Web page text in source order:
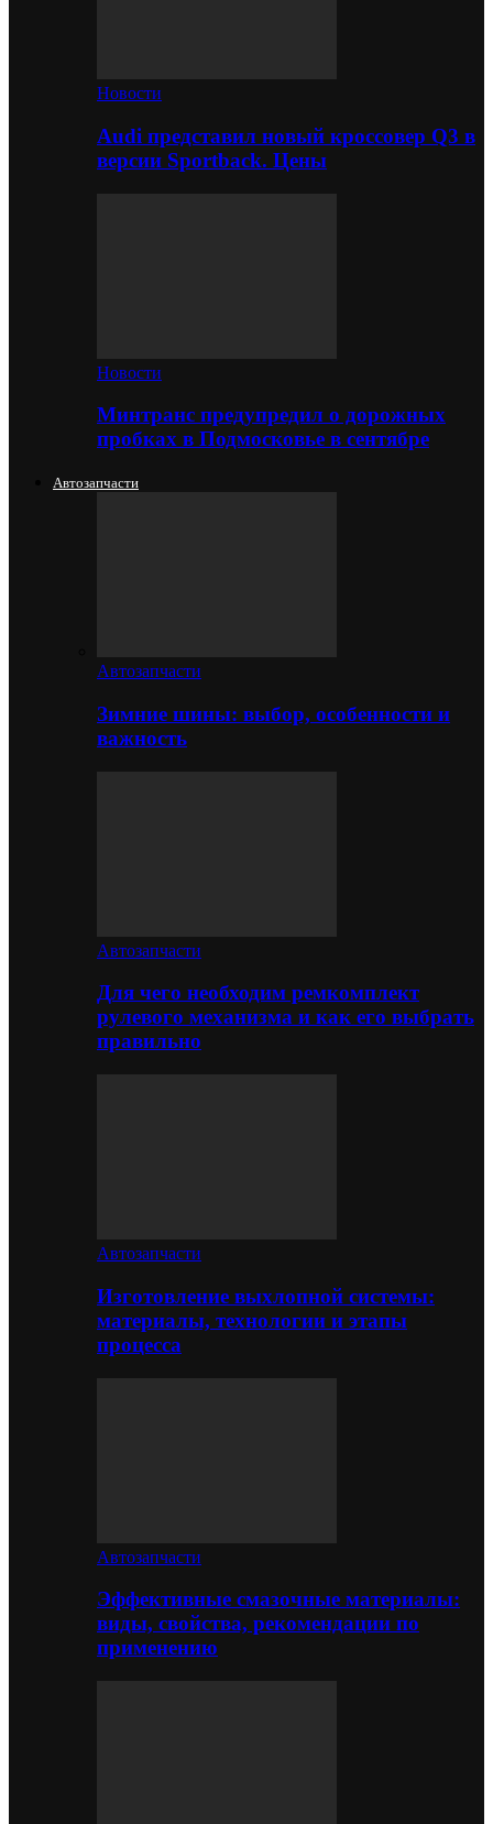
Новости
Audi представил новый кроссовер Q3 в
версии Sportback. Цены
Новости
Минтранс предупредил о дорожных
пробках в Подмосковье в сентябре
Автозапчасти
Автозапчасти
Зимние шины: выбор, особенности и
важность
Автозапчасти
Для чего необходим ремкомплект
рулевого механизма и как его выбрать
правильно
Автозапчасти
Изготовление выхлопной системы:
материалы, технологии и этапы
процесса
Автозапчасти
Эффективные смазочные материалы:
виды, свойства, рекомендации по
применению